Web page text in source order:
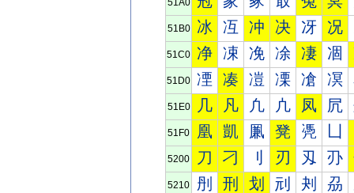
51A0
51B0 冰 冱 冲 决 冴 况
51C0 净 凁 凂 凃 凄 凅
51D0 凐 凑 凒 凓 凔 凕
51E0 几 凡 凢 凣 凤 凥
51F0 凰 凱 凲 凳 凴
5200 刀 刁 刂 刃 刄 刅
5210 刐 刑 划 刓 刔 刕